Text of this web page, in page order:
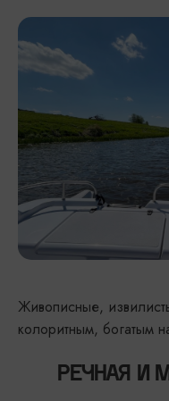
Живописные,
колоритным, богатым
РЕЧНАЯ И